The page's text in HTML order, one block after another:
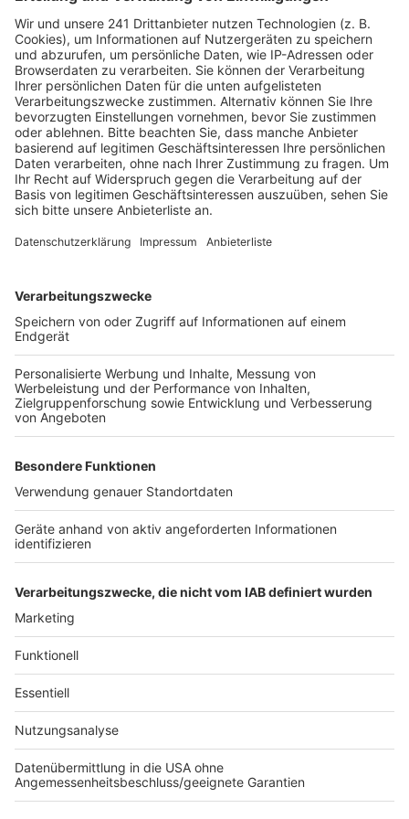
des Eisenwerks bereiten sich die Zustellerinnen
und Zusteller laut Post auf ihre Touren vor und
sortieren Briefe und Pakete für mehr als 37.000
Haushalte.
Veröffentlicht:Dienstag, 16.08.2022 19:05
Anzeige
Darunter fallen neben Brühl auch die Kölner Stadtteile
will die Deutsche Post DHL Group an dem neuen
Standort auch Ladestationen für elektrische
Postwagen installieren. Ab nächstem Jahr sollen die
sogenannten „StreetScooter“ in Brühl dann die
herkömmlichen Zustellfahrzeuge nach und nach
ablösen, heißt es von dem Unternehmen.
Anzeige
©Deutsche Post DHL Group
Zusteller Janos Hafeneger vor dem neuen
Zustellstützpunkt Brühl von Deutsche Post DHL Group
Anzeige
Anzeige